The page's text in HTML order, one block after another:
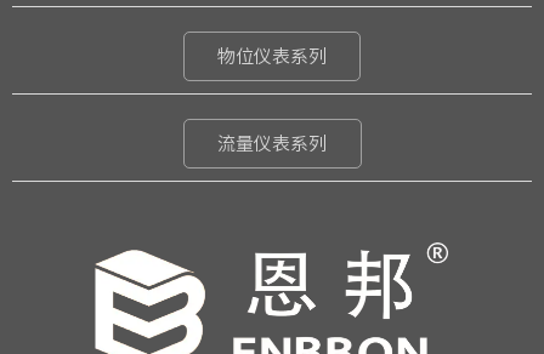
物位仪表系列
流量仪表系列